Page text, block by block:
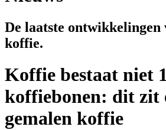
De laatste ontwikkelingen
koffie.
Koffie bestaat niet
koffiebonen: dit zit
gemalen koffie